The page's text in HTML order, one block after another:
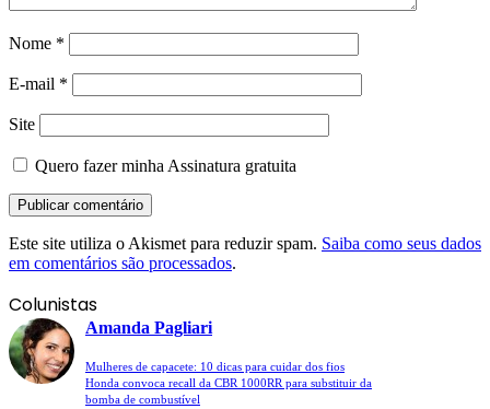
Nome *
E-mail *
Site
Quero fazer minha Assinatura gratuita
Este site utiliza o Akismet para reduzir spam. Saiba como seus dados
em comentários são processados.
Colunistas
Amanda Pagliari
Mulheres de capacete: 10 dicas para cuidar dos fios
Honda convoca recall da CBR 1000RR para substituir da
bomba de combustível